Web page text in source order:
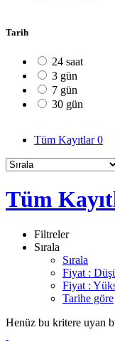
Tarih
24 saat
3 gün
7 gün
30 gün
Tüm Kayıtlar0
Tüm
Filtreler
Sırala
Sırala
Fiyat :
Fiyat :
Tarihe göre
Henüz bu kritere uyan